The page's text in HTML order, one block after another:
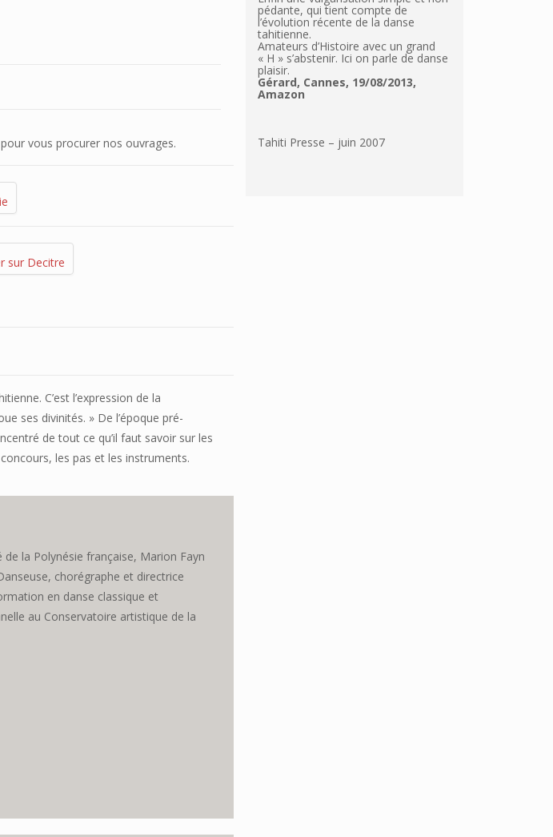
vous procurer nos ouvrages.
sur Decitre
C’est l’expression de la
ses divinités. » De l’époque pré-
de tout ce qu’il faut savoir sur les
les pas et les instruments.
la Polynésie française, Marion Fayn
chorégraphe et directrice
en danse classique et
au Conservatoire artistique de la
pédante, qui tient compte de
l’évolution récente de la danse
tahitienne.
Amateurs d’Histoire avec un grand
« H » s’abstenir. Ici on parle de danse
plaisir.
Gérard, Cannes, 19/08/2013,
Amazon
Tahiti Presse – juin 2007